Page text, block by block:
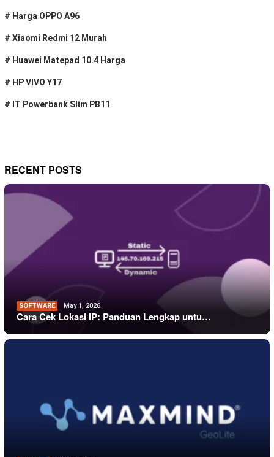
# Harga OPPO A96
# Xiaomi Redmi 12 Murah
# Huawei Matepad 10.4 Harga
# HP VIVO Y17
# IT Powerbank Slim PB11
RECENT POSTS
SOFTWARE May 1, 2026
Cara Cek Lokasi IP: Panduan Lengkap untu…